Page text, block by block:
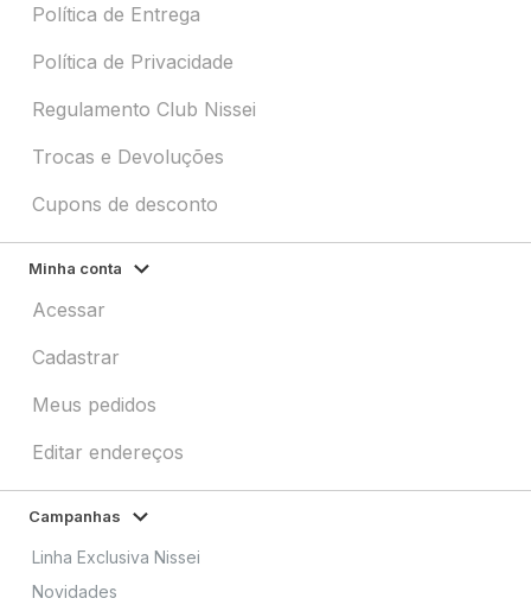
Política de Entrega
Política de Privacidade
Regulamento Club Nissei
Trocas e Devoluções
Cupons de desconto
Minha conta
Acessar
Cadastrar
Meus pedidos
Editar endereços
Campanhas
Linha Exclusiva Nissei
Novidades